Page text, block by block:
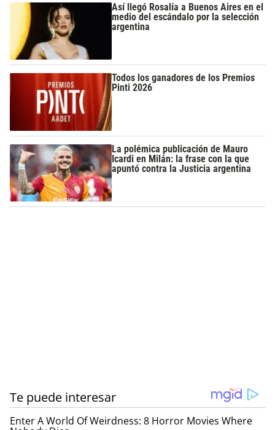
Así llegó Rosalía a Buenos Aires en el
medio del escándalo por la selección
argentina
Todos los ganadores de los Premios
Pinti 2026
La polémica publicación de Mauro
Icardi en Milán: la frase con la que
apuntó contra la Justicia argentina